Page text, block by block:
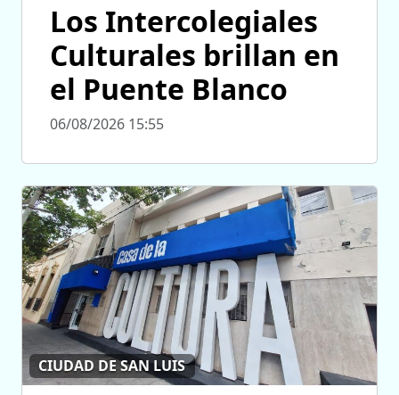
Los Intercolegiales
Culturales brillan en
el Puente Blanco
06/08/2026 15:55
CIUDAD DE SAN LUIS